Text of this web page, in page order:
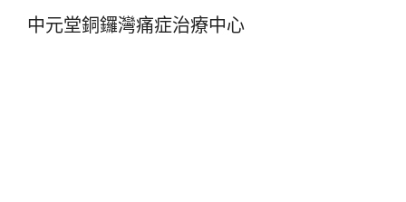
中元堂銅鑼灣痛症治療中心